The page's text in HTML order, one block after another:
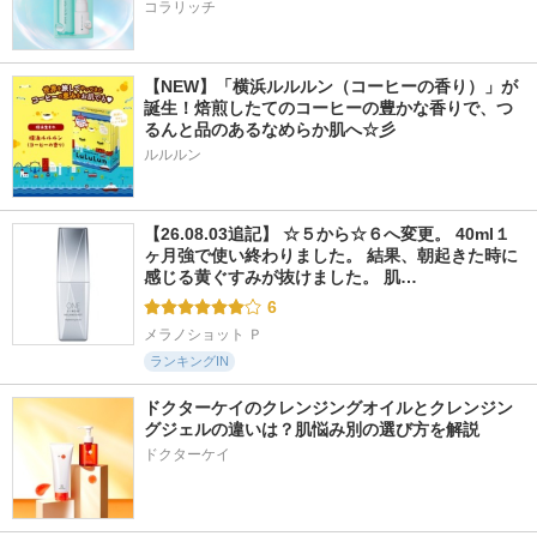
コラリッチ
【NEW】「横浜ルルルン（コーヒーの香り）」が
誕生！焙煎したてのコーヒーの豊かな香りで、つ
るんと品のあるなめらか肌へ☆彡
ルルルン
【26.08.03追記】 ☆５から☆６へ変更。 40ml１
ヶ月強で使い終わりました。 結果、朝起きた時に
感じる黄ぐすみが抜けました。 肌…
6
メラノショット Ｐ
ランキングIN
ドクターケイのクレンジングオイルとクレンジン
グジェルの違いは？肌悩み別の選び方を解説
ドクターケイ